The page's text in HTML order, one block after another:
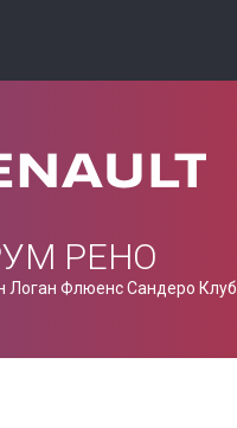
РЕНО
Логан Флюенс Сандеро Клуб